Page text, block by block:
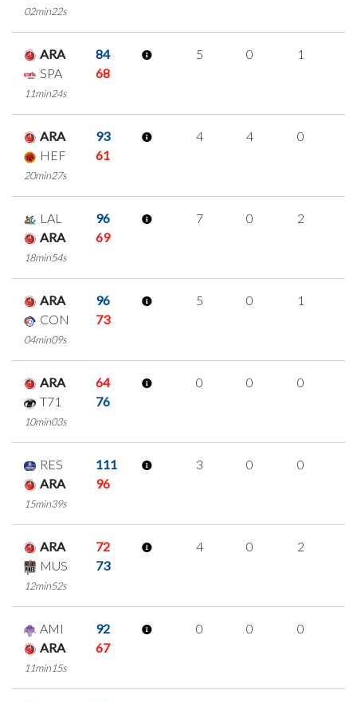
02min22s
ARA
84
SPA
68
11min24s
5 0 1
ARA
93
HEF
61
20min27s
4 4 0
LAL
96
ARA
69
18min54s
7 0 2
ARA
96
CON
73
04min09s
5 0 1
ARA
64
T71
76
10min03s
0 0 0
RES
111
ARA
96
15min39s
3 0 0
ARA
72
MUS
73
12min52s
4 0 2
AMI
92
ARA
67
11min15s
0 0 0